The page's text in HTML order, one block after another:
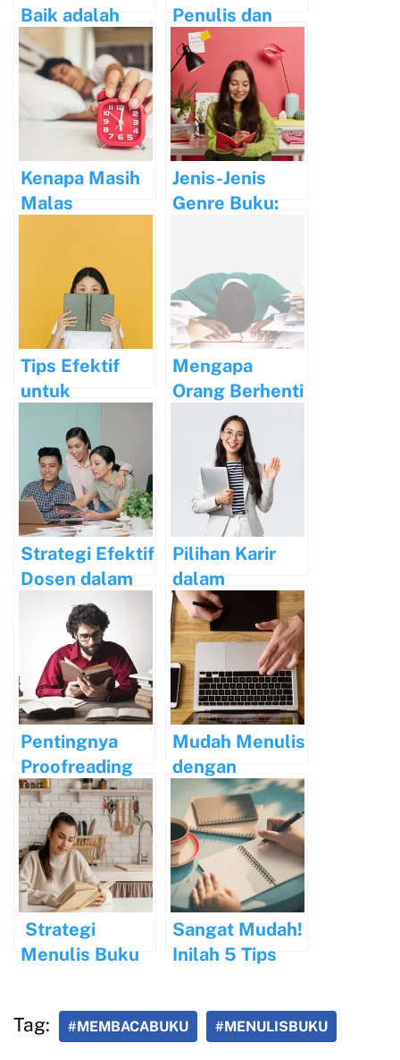
Baik adalah
Tulisan yang
Diselesaikan
Penulis dan
Tugasnya
Kenapa Masih
Malas
Jenis-Jenis
Genre Buku:
Mendalam
tentang Ragam
Sastra
Tips Efektif
untuk
Minat Baca
Mengapa
Orang Berhenti
Menulis dan
Mengatasinya
Strategi Efektif
Dosen dalam
Meningkatkan
Karir Akademik
Pilihan Karir
dalam
Akademik: Apa
yang Dapat
Anda Lakukan
dengan Gelar
Anda?
Pentingnya
Proofreading
dalam
Menjamin
Kualitas
Tulisan
Mudah Menulis
dengan
Bantuan
Aplikasi AI
Strategi
Menulis Buku
Sangat Mudah!
Inilah 5 Tips
Tag: #MEMBACABUKU #MENULISBUKU